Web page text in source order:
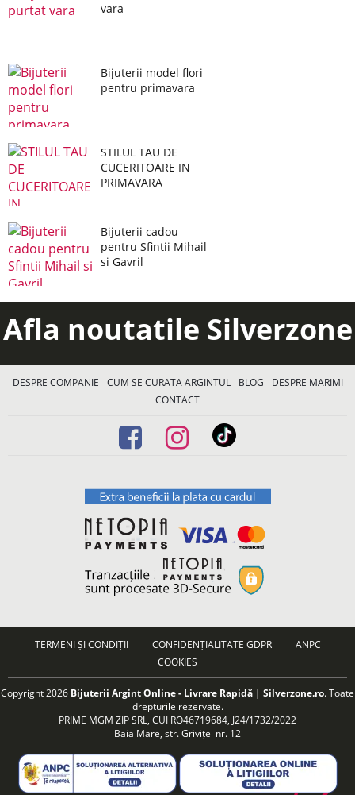
vara
Bijuterii model flori
pentru primavara
STILUL TAU DE
CUCERITOARE IN
PRIMAVARA
Bijuterii cadou
pentru Sfintii Mihail
si Gavril
Afla noutatile Silverzone
DESPRE COMPANIE CUM SE CURATA ARGINTUL BLOG
DESPRE MARIMI
CONTACT
TERMENI ȘI CONDIȚII CONFIDENȚIALITATE GDPR
ANPC
COOKIES
Copyright 2026 Bijuterii Argint Online - Livrare Rapidă | Silverzone.ro. Toate
drepturile rezervate.
PRIME MGM ZIP SRL, CUI RO46719684, J24/1732/2022
Baia Mare, str. Griviței nr. 12